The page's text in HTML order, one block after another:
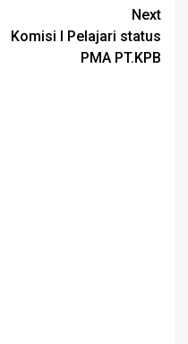
Next
Komisi I Pelajari status
PMA PT.KPB